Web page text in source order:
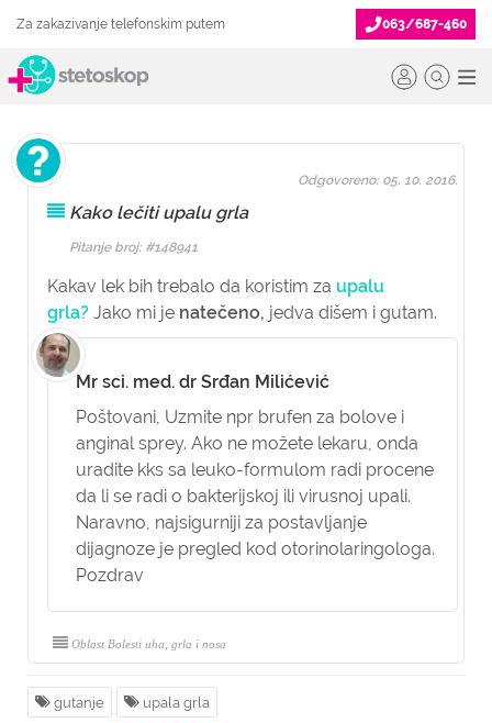
Za zakazivanje telefonskim putem 063/687-460
Kako lečiti upalu grla
Pitanje broj: #148941
Kakav lek bih trebalo da koristim za upalu
grla? Jako mi je natečeno, jedva dišem i gutam.
Odgovoreno: 05. 10. 2016.
Mr sci. med. dr Srđan Milićević
Poštovani, Uzmite npr brufen za bolove i
anginal sprey. Ako ne možete lekaru, onda
uradite kks sa leuko-formulom radi procene
da li se radi o bakterijskoj ili virusnoj upali.
Naravno, najsigurniji za postavljanje
dijagnoze je pregled kod otorinolaringologa.
Pozdrav
Oblast Bolesti uha, grla i nosa
gutanje upala grla